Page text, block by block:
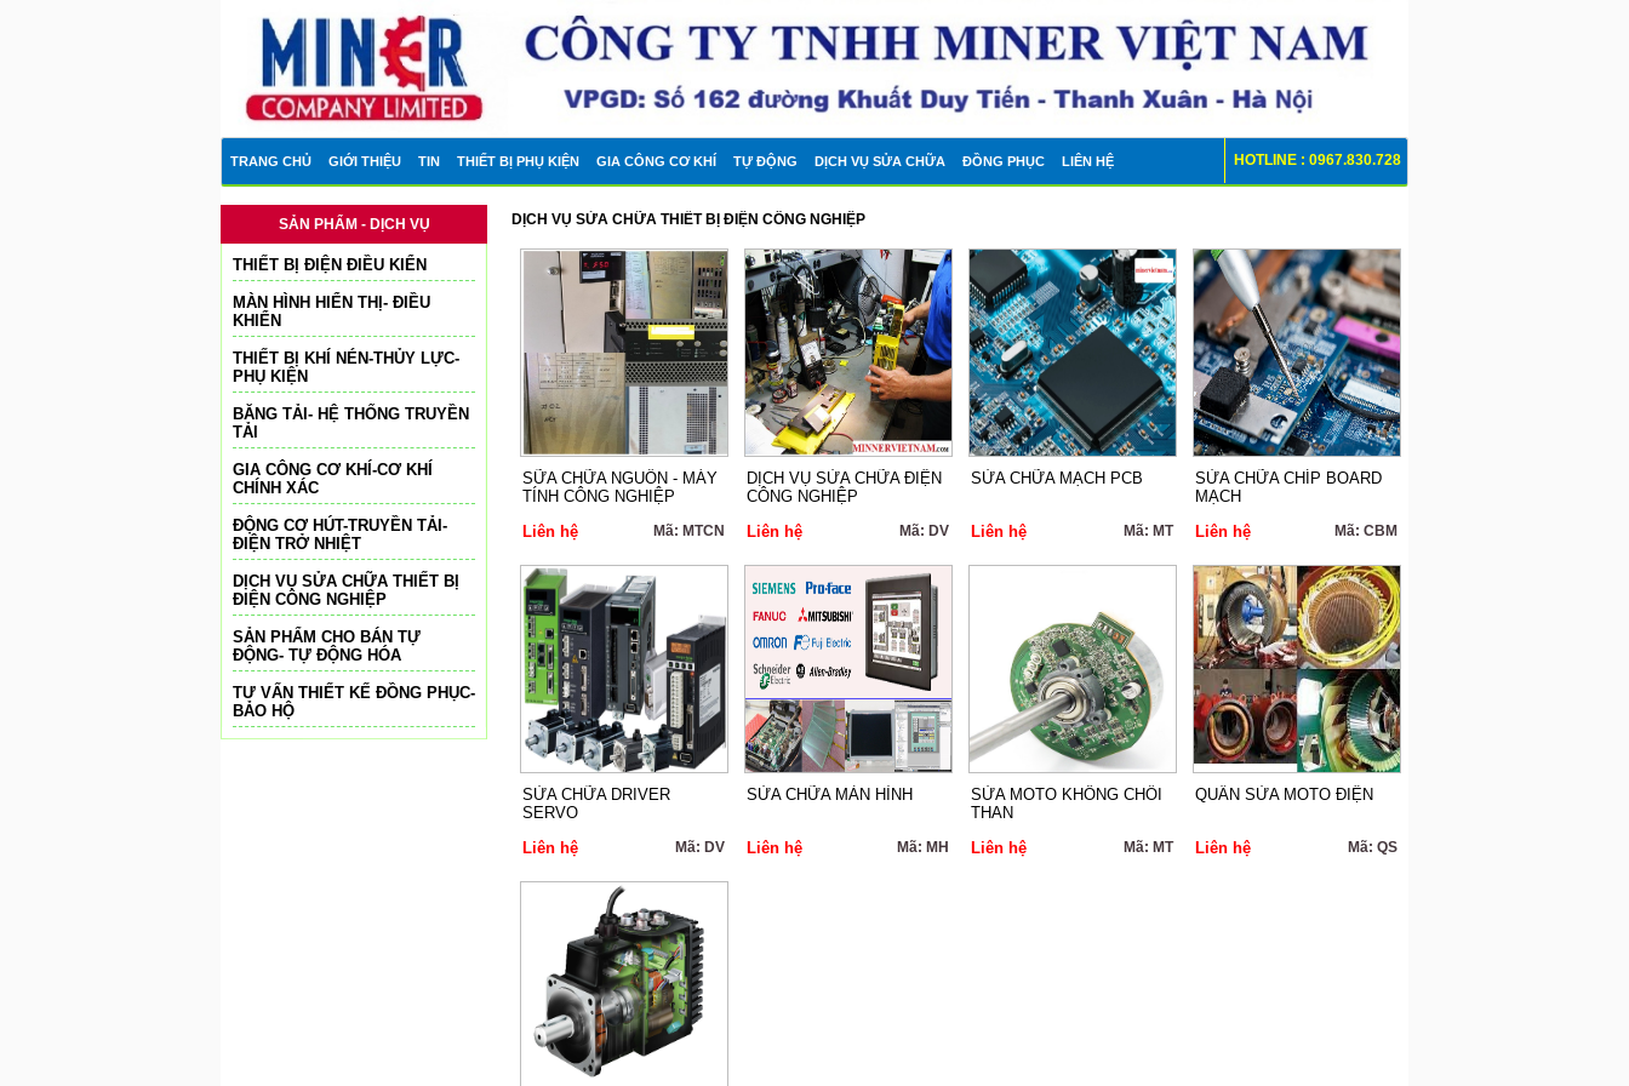
TRANG CHỦ GIỚI THIỆU TIN THIẾT BỊ PHỤ KIỆN GIA CÔNG CƠ KHÍ TỰ ĐỘNG DỊCH VỤ SỬA CHỮA ĐỒNG PHỤC LIÊN HỆ HOTLINE : 0967.830.728
SẢN PHẨM - DỊCH VỤ
THIẾT BỊ ĐIỆN ĐIỀU KIỂN
MÀN HÌNH HIỂN THỊ- ĐIỀU
KHIỂN
THIẾT BỊ KHÍ NÉN-THỦY LỰC-
PHỤ KIỆN
BĂNG TẢI- HỆ THỐNG TRUYỀN
TẢI
GIA CÔNG CƠ KHÍ-CƠ KHÍ
CHÍNH XÁC
ĐỘNG CƠ HÚT-TRUYỀN TẢI-
ĐIỆN TRỞ NHIỆT
DỊCH VỤ SỬA CHỮA THIẾT BỊ
ĐIỆN CÔNG NGHIỆP
SẢN PHẨM CHO BÁN TỰ
ĐỘNG- TỰ ĐỘNG HÓA
TƯ VẤN THIẾT KẾ ĐỒNG PHỤC-
BẢO HỘ
DỊCH VỤ SỬA CHỮA THIẾT BỊ ĐIỆN CÔNG NGHIỆP
SỮA CHỮA NGUỒN - MÁY
TÍNH CÔNG NGHIỆP
Liên hệ
Mã: MTCN
DỊCH VỤ SỬA CHỮA ĐIỆN
CÔNG NGHIỆP
Liên hệ
Mã: DV
SỬA CHỮA MẠCH PCB
Liên hệ Mã: MT
SỬA CHỮA CHÍP BOARD
MẠCH
Liên hệ
Mã: CBM
SỬA CHỮA DRIVER
SERVO
Liên hệ
Mã: DV
SỬA CHỮA MÀN HÌNH
Liên hệ Mã: MH
SỬA MOTO KHÔNG CHỔI
THAN
Liên hệ
Mã: MT
QUẤN SỬA MOTO ĐIỆN
Liên hệ Mã: QS